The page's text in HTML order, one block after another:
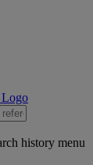
history menu